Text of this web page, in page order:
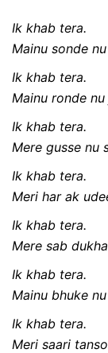
Ik khab tera.
Mainu sonde
Ik khab tera.
Mainu ronde
Ik khab tera.
Mere gusse nu
Ik khab tera.
Meri har ak
Ik khab tera.
Mere sab
Ik khab tera.
Mainu bhuke
Ik khab tera.
Meri saari